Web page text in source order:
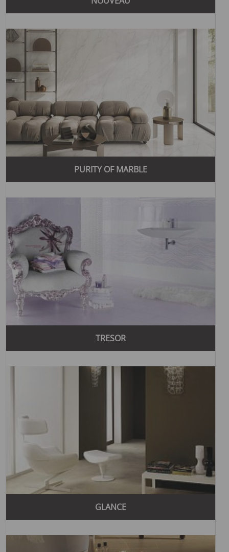
Бренд Supergres обладает рядом преимуществ, которые
выделяют его среди других производителей:
Высокое качество продукции, достигаемое благодаря
использованию передовых технологий и
высококачественных материалов.
Стильный дизайн и внимание к деталям, что делает
продукцию идеальной для современных интерьеров.
Популярные стили, которые использует Supergres,
включают классический, современный и
минималистичный. Классический стиль отличается
элегантностью и использованием традиционных мотивов,
таких как мрамор и древесина. Современный стиль
включает более смелые и инновационные решения, в
простотой и чистыми линиями, создавая ощущение
Среди популярных коллекций бренда Supergres можно
выделить следующие:
Purity- коллекция, поражающая своим элегантным
дизайном и использованием натуральных материалов,
таких как мрамор.
- коллекция для любителей природных
мотивов, имитирующая текстуру натурального камня и
подходящая для любых помещений.
цвета и чистые линии для создания стильного
интерьера.
Если вы ищете высококачественную плитку для ванной,
обратите внимание на предложения бренда Supergres в
плитка для ванной Украины
. Для тех, кто
интересует плитка, имитирующая природные материалы,
обязательно посетите страницу с плиткой под камень -
плитка под природный камень
PURITY OF MARBLE
TRESOR
GLANCE